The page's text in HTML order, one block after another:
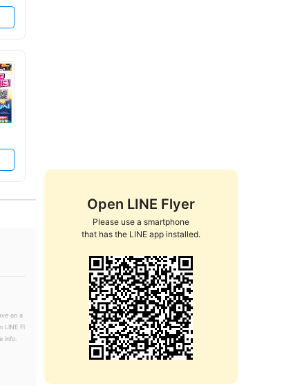
Open LINE Flyer
Please use a smartphone
that has the LINE app installed.
an a
LINE Fl
info.